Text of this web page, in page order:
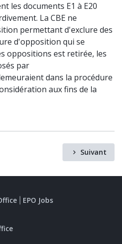
les documents E1 à E20
La CBE ne
permettant d'exclure des
d'opposition qui se
oppositions est retirée, les
par
dans la procédure
aux fins de la
Suivant
EPO Jobs